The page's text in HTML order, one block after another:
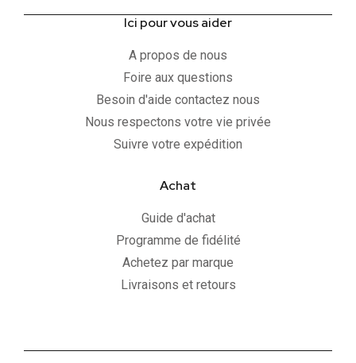
Ici pour vous aider
A propos de nous
Foire aux questions
Besoin d'aide contactez nous
Nous respectons votre vie privée
Suivre votre expédition
Achat
Guide d'achat
Programme de fidélité
Achetez par marque
Livraisons et retours